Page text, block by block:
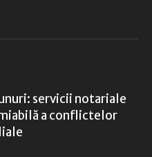
servicii notariale
a conflictelor